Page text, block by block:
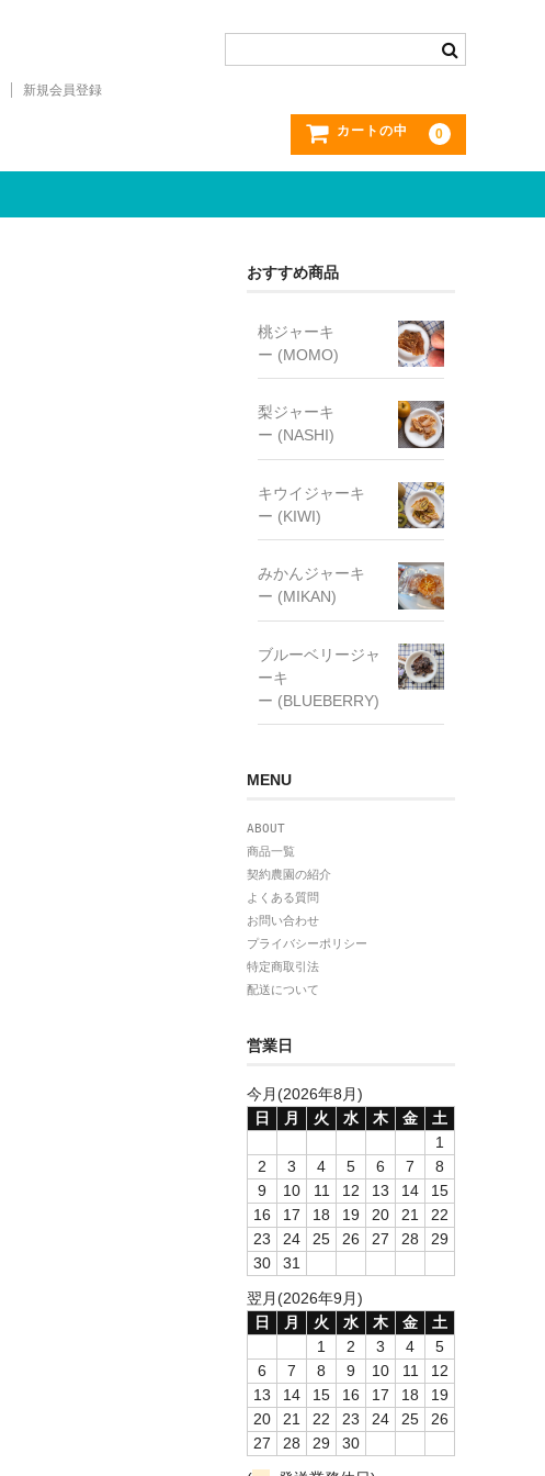
新規会員登録
カートの中 0
おすすめ商品
桃ジャーキ
ー (MOMO)
梨ジャーキ
ー (NASHI)
キウイジャーキ
ー (KIWI)
みかんジャーキ
ー (MIKAN)
ブルーベリージャ
ーキ
ー (BLUEBERRY)
MENU
ABOUT
商品一覧
契約農園の紹介
よくある質問
お問い合わせ
プライバシーポリシー
特定商取引法
配送について
営業日
今月(2026年8月)
日
月 火 水 木 金
土
1
2
3 4 5 6 7
8
9
10 11 12 13 14
15
16
17 18 19 20 21
22
23
24 25 26 27 28
29
30
31
翌月(2026年9月)
日
月 火 水 木 金
土
1
2 3 4
5
6
7 8 9 10 11
12
13
14 15 16 17 18
19
20
21 22 23 24 25
26
27
28 29
30